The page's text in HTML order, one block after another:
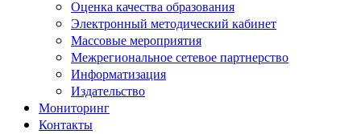
Оценка качества образования
Электронный методический кабинет
Массовые мероприятия
Межрегиональное сетевое партнерство
Информатизация
Издательство
Мониторинг
Контакты